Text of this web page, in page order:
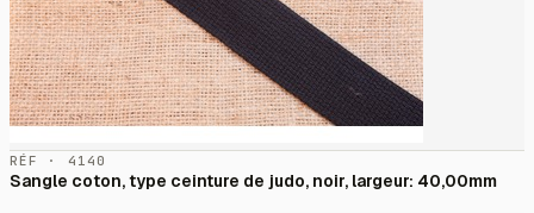
RÉF · 4140
Sangle coton, type ceinture de judo, noir, largeur: 40,00mm